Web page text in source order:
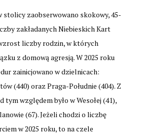
stolicy zaobserwowano skokowy, 45-
zakładanych Niebieskich Kart
liczby rodzin, w których
z domową agresją. W 2025 roku
zainicjowano w dzielnicach:
(440) oraz Praga-Południe (404). Z
względem było w Wesołej (41),
(67). Jeżeli chodzi o liczbę
w 2025 roku, to na czele